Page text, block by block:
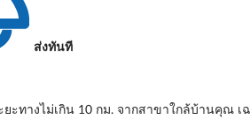
ส่งทันที
ยะทางไม่เกิน 10 กม. จากสาขาใกล้บ้านคุณ เ